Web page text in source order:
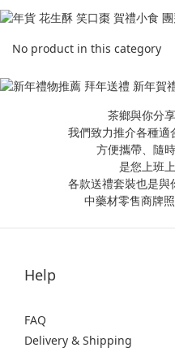
No product in this category
茶鄉與你分
我們致力推介各種適
方便攜帶、隨
是您上班
各款送禮套裝也是與
中藥材零售商牌
Help
FAQ
Delivery & Shipping